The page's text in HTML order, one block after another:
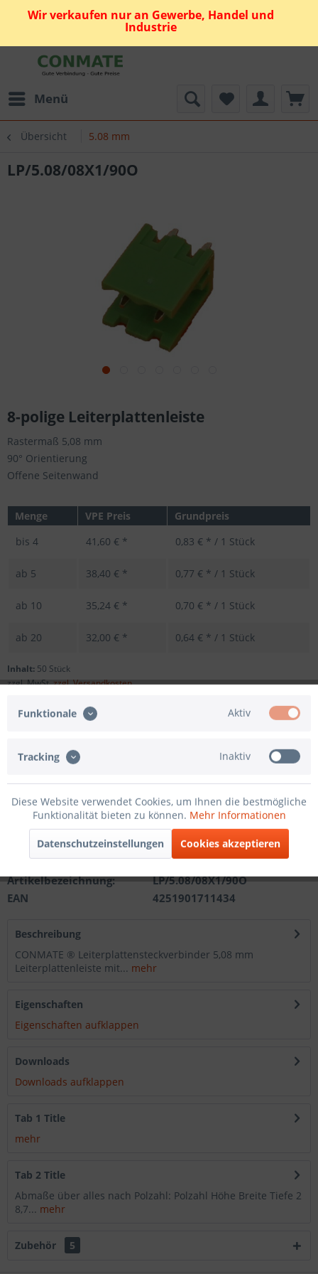
Wir verkaufen nur an Gewerbe, Handel und
Industrie
Menü
Übersicht 5.08 mm
LP/5.08/08X1/90O
8-polige Leiterplattenleiste
Rastermaß 5,08 mm
90° Orientierung
Offene Seitenwand
Menge VPE Preis
Grundpreis
bis 4 41,60 € * 0,83 € * / 1 Stück
ab 5 38,40 € * 0,77 € * / 1 Stück
ab 10 35,24 € * 0,70 € * / 1 Stück
ab 20 32,00 € * 0,64 € * / 1 Stück
Inhalt: 50 Stück
zzgl. MwSt.zzgl. Versandkosten
In den Warenkorb
Merken
Artikel-Nr.:
201210511308
Artikelbezeichnung:
LP/5.08/08X1/90O
EAN
4251901711434
Beschreibung
CONMATE ® Leiterplattensteckverbinder 5,08 mm
Leiterplattenleiste mit... mehr
Eigenschaften
Eigenschaften aufklappen
Downloads
Downloads aufklappen
Tab 1 Title
mehr
Tab 2 Title
Abmaße über alles nach Polzahl: Polzahl Höhe Breite Tiefe 2
8,7... mehr
Zubehör 5
Funktionale Aktiv
Tracking Inaktiv
Diese Website verwendet Cookies, um Ihnen die bestmögliche
Funktionalität bieten zu können. Mehr Informationen
Datenschutzeinstellungen Cookies akzeptieren